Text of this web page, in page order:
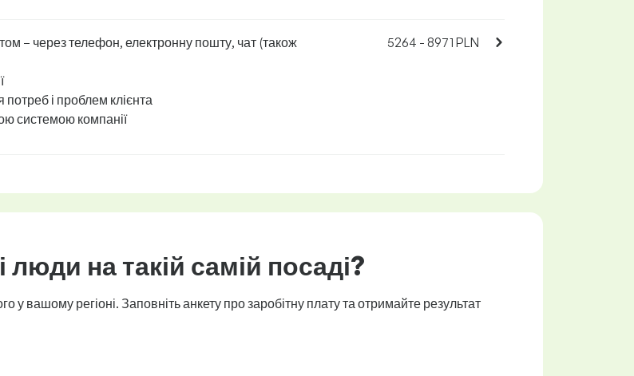
– через телефон, електронну пошту, чат (також
і проблем клієнта
системою компанії
5264 - 8971 PLN
на такій самій посаді?
вашому регіоні. Заповніть анкету про заробітну плату та отримайте результат